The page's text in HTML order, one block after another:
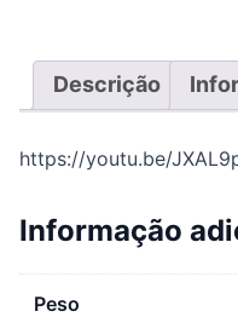
Descrição
https://youtu.be/
Informação
Peso